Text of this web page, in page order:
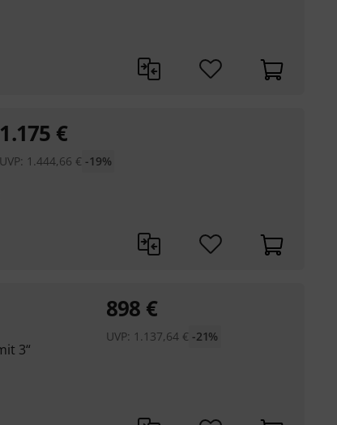
1.175 €
UVP: 1.444,66 € -19%
3“
898 €
UVP: 1.137,64 € -21%